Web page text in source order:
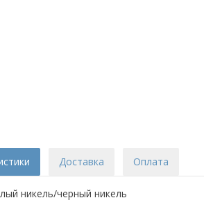
Доставка Оплата
никель/черный никель